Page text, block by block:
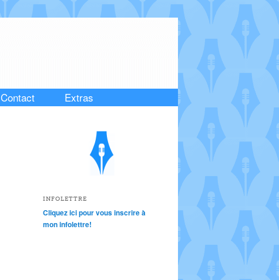
Contact Extras
INFOLETTRE
Cliquez ici pour vous inscrire à
mon infolettre!